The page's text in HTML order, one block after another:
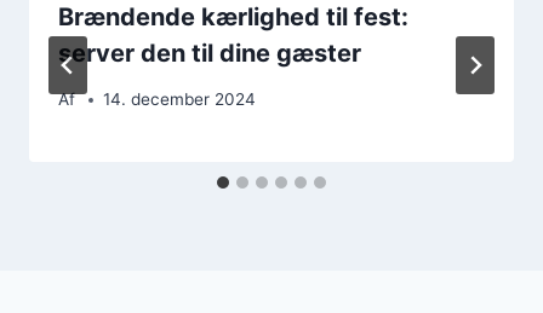
Brændende kærlighed til fest:
server den til dine gæster
Af 14. december 2024